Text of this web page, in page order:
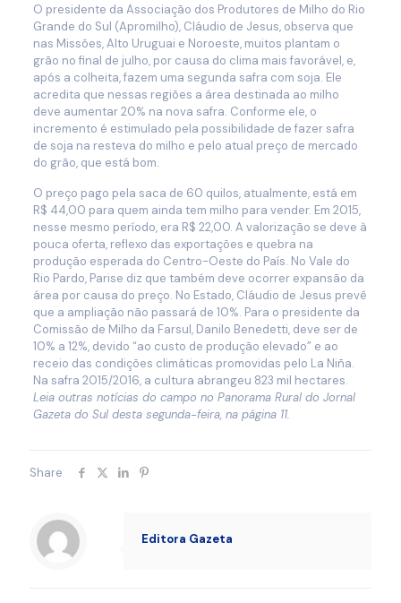
O presidente da Associação dos Produtores de Milho do Rio
Grande do Sul (Apromilho), Cláudio de Jesus, observa que
nas Missões, Alto Uruguai e Noroeste, muitos plantam o
grão no final de julho, por causa do clima mais favorável, e,
após a colheita, fazem uma segunda safra com soja. Ele
acredita que nessas regiões a área destinada ao milho
deve aumentar 20% na nova safra. Conforme ele, o
incremento é estimulado pela possibilidade de fazer safra
de soja na resteva do milho e pelo atual preço de mercado
do grão, que está bom.
O preço pago pela saca de 60 quilos, atualmente, está em
R$ 44,00 para quem ainda tem milho para vender. Em 2015,
nesse mesmo período, era R$ 22,00. A valorização se deve à
pouca oferta, reflexo das exportações e quebra na
produção esperada do Centro-Oeste do País. No Vale do
Rio Pardo, Parise diz que também deve ocorrer expansão da
área por causa do preço. No Estado, Cláudio de Jesus prevê
que a ampliação não passará de 10%. Para o presidente da
Comissão de Milho da Farsul, Danilo Benedetti, deve ser de
10% a 12%, devido “ao custo de produção elevado” e ao
receio das condições climáticas promovidas pelo La Niña.
Na safra 2015/2016, a cultura abrangeu 823 mil hectares.
Leia outras notícias do campo no Panorama Rural do Jornal
Gazeta do Sul desta segunda-feira, na página 11.
Share
Editora Gazeta